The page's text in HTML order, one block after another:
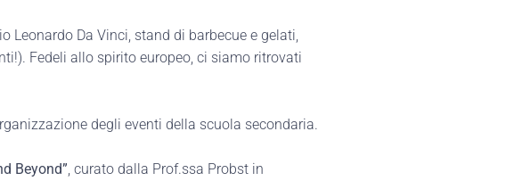
Da Vinci, stand di barbecue e gelati,
Fedeli allo spirito europeo, ci siamo ritrovati
degli eventi della scuola secondaria.
Beyond” , curato dalla Prof.ssa Probst in